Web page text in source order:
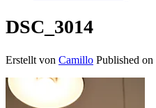
DSC_3014
Erstellt von Camillo Published on